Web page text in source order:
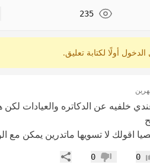
235
أولًا لكتابة تعليق.
خلفيه عن الدكاتره والعيادات لكن
اقولك لا تسويها ماتدرين يمكن مع
0 عدم إعجاب
0 مشاركة